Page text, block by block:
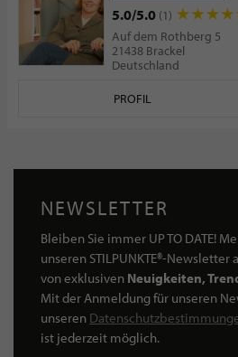
5.0/5.0 (1)
Auf dem Rothberg 5
21438 Brackel
Deutschland
PROFIL
NEWSLETTER
Bleiben Sie immer UP TO DATE!
unseren STILPUNKTE®-
von exklusiven Neuigkeiten,
Mit der Anmeldung für unseren
unseren
ist jederzeit möglich.